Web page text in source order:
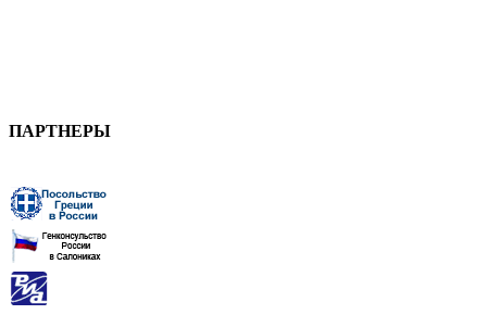
ПАРТНЕРЫ